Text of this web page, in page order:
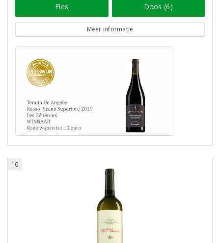
Fles Doos (6)
Meer informatie
10